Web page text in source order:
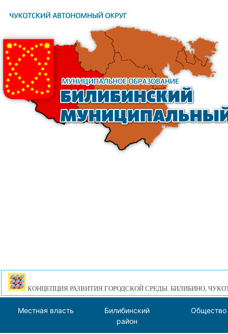
КОНЦЕПЦИЯ РАЗВИТИЯ ГОРОДСКОЙ СРЕДЫ. БИЛИБИНО,
Местная власть
Билибинский
район
Общество